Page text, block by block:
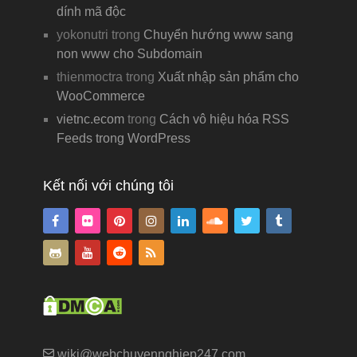
dính mã độc
yokonutri trong Chuyển hướng www sang
non www cho Subdomain
thienmoctra trong Xuất nhập sản phẩm cho
WooCommerce
vietnc.ecomtrong Cách vô hiệu hóa RSS
Feeds trong WordPress
Kết nối với chúng tôi